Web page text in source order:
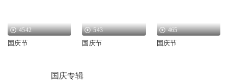
4542
国庆节
543
国庆节
465
国庆节
国庆专辑